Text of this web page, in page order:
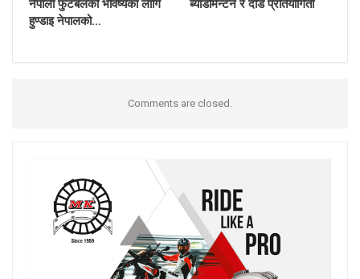
नेपाली फुटबलको भविष्यका लागि
हुण्डाइ नेपालको…
ब्याडमिन्टन र दौड प्रतियोगिता
Comments are closed.